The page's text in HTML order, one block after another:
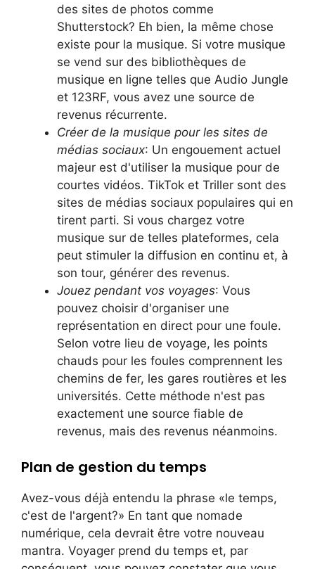
des sites de photos comme
Shutterstock? Eh bien, la même chose
existe pour la musique. Si votre musique
se vend sur des bibliothèques de
musique en ligne telles que Audio Jungle
et 123RF, vous avez une source de
revenus récurrente.
Créer de la musique pour les sites de
médias sociaux: Un engouement actuel
majeur est d'utiliser la musique pour de
courtes vidéos. TikTok et Triller sont des
sites de médias sociaux populaires qui en
tirent parti. Si vous chargez votre
musique sur de telles plateformes, cela
peut stimuler la diffusion en continu et, à
son tour, générer des revenus.
Jouez pendant vos voyages: Vous
pouvez choisir d'organiser une
représentation en direct pour une foule.
Selon votre lieu de voyage, les points
chauds pour les foules comprennent les
chemins de fer, les gares routières et les
universités. Cette méthode n'est pas
exactement une source fiable de
revenus, mais des revenus néanmoins.
Plan de gestion du temps
Avez-vous déjà entendu la phrase «le temps,
c'est de l'argent?» En tant que nomade
numérique, cela devrait être votre nouveau
mantra. Voyager prend du temps et, par